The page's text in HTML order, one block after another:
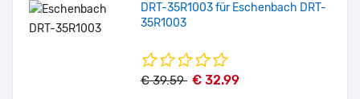
DRT-35R1003 für Eschenbach DRT-
35R1003
€ 39.59 € 32.99